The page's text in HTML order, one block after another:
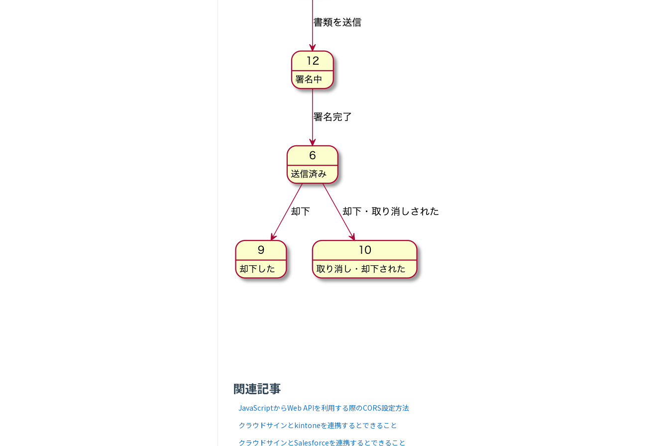
関連記事
JavaScriptからWeb APIを利用する際のCORS設定方法
クラウドサインとkintoneを連携するとできること
クラウドサインとSalesforceを連携するとできること